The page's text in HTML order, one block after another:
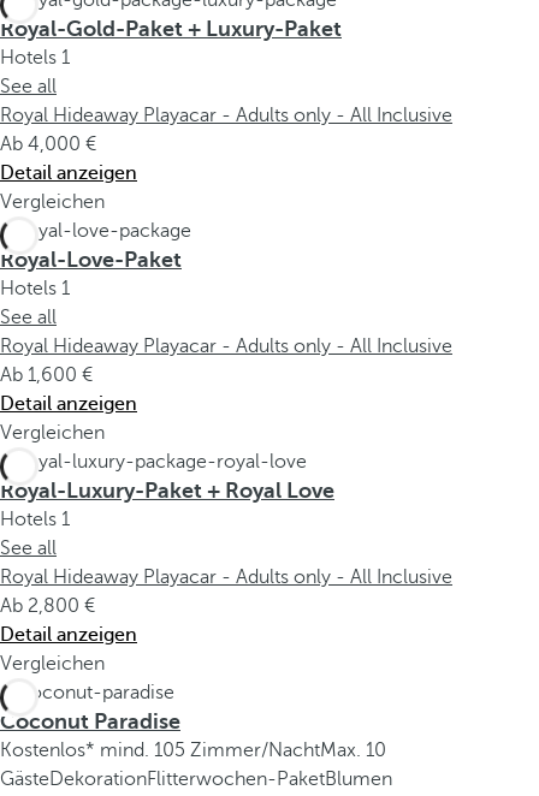
Royal-Gold-Paket + Luxury-Paket
Hotels 1
See all
Royal Hideaway Playacar - Adults only - All Inclusive
Ab 4,000
Detail anzeigen
Vergleichen
Royal-Love-Paket
Hotels 1
See all
Royal Hideaway Playacar - Adults only - All Inclusive
Ab 1,600
Detail anzeigen
Vergleichen
Royal-Luxury-Paket + Royal Love
Hotels 1
See all
Royal Hideaway Playacar - Adults only - All Inclusive
Ab 2,800
Detail anzeigen
Vergleichen
Coconut Paradise
Kostenlos* mind. 105 Zimmer/NachtMax. 10
GästeDekorationFlitterwochen-PaketBlumen